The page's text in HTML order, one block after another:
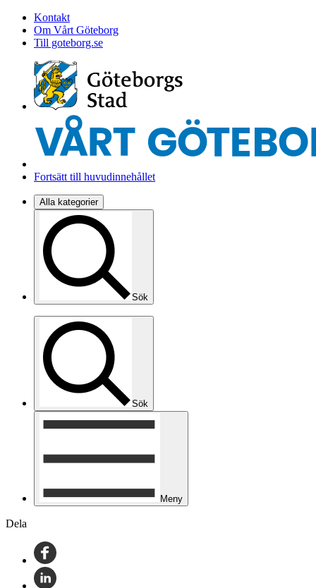
Kontakt
Om Vårt Göteborg
Till goteborg.se
Fortsätt till huvudinnehållet
Alla kategorier
Sök
Sök
Meny
Dela